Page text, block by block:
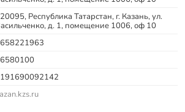
Республика Татарстан, г. Казань, ул.
д. 1, помещение 1006, оф 10